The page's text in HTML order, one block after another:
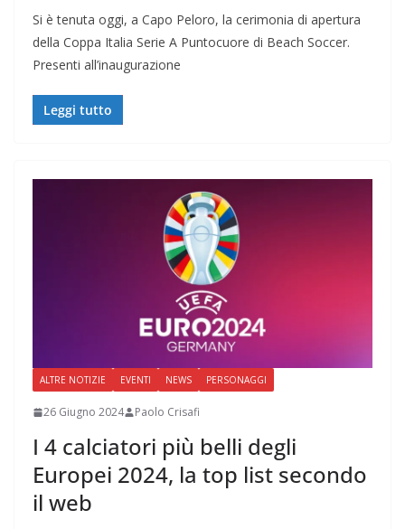
Si è tenuta oggi, a Capo Peloro, la cerimonia di apertura
della Coppa Italia Serie A Puntocuore di Beach Soccer.
Presenti all’inaugurazione
Leggi tutto
ALTRE NOTIZIE EVENTI NEWS PERSONAGGI
26 Giugno 2024 Paolo Crisafi
I 4 calciatori più belli degli
Europei 2024, la top list secondo
il web